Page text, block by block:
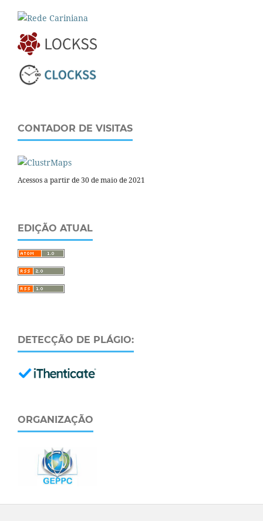
CONTADOR DE VISITAS
Acessos a partir de 30 de maio de 2021
EDIÇÃO ATUAL
DETECÇÃO DE PLÁGIO:
ORGANIZAÇÃO